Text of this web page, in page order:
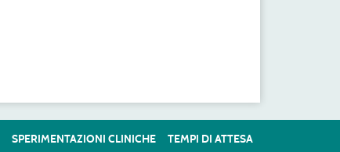
SPERIMENTAZIONI CLINICHE TEMPI DI ATTESA